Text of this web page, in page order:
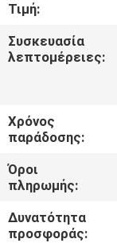
ΕΛΆΤΕ
ΣΕ
ΕΠΑΦΉ
ΖΗΤΉΣΤΕ
ΈΝΑ
Τιμή:
Συσκευασία
λεπτομέρειες:
Χρόνος
παράδοσης:
Όροι
πληρωμής:
Δυνατότητα
προσφοράς: